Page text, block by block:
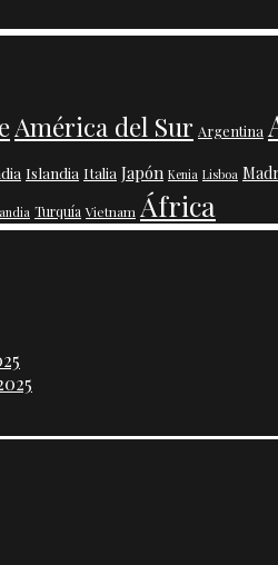
América del Sur Argentina
Islandia Italia Japón Kenia Lisboa
Turquía Vietnam África